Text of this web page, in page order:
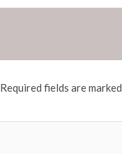
Required fields are marked